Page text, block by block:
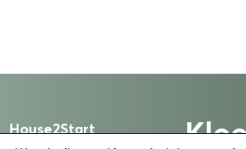
House2Start